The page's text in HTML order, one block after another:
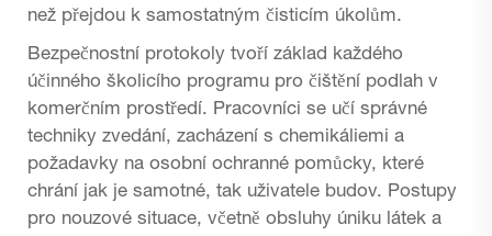
než přejdou k samostatným čisticím úkolům.
Bezpečnostní protokoly tvoří základ každého
účinného školicího programu pro čištění podlah v
komerčním prostředí. Pracovníci se učí správné
techniky zvedání, zacházení s chemikáliemi a
požadavky na osobní ochranné pomůcky, které
chrání jak je samotné, tak uživatele budov. Postupy
pro nouzové situace, včetně obsluhy úniku látek a